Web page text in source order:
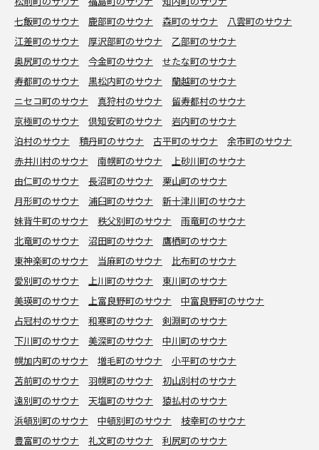
七飯町のサウナ
鹿部町のサウナ 森町のサウナ
八雲町のサウナ
江差町のサウナ
厚沢部町のサウナ
乙部町のサウナ
奥尻町のサウナ
今金町のサウナ
せたな町のサウナ
寿都町のサウナ
黒松内町のサウナ
蘭越町のサウナ
ニセコ町のサウナ
真狩村のサウナ
留寿都村のサウナ
京極町のサウナ
倶知安町のサウナ
岩内町のサウナ
泊村のサウナ
積丹町のサウナ 古平町のサウナ
余市町のサウナ
赤井川村のサウナ
南幌町のサウナ
上砂川町のサウナ
由仁町のサウナ
長沼町のサウナ
栗山町のサウナ
月形町のサウナ
浦臼町のサウナ
新十津川町のサウナ
妹背牛町のサウナ
秩父別町のサウナ
雨竜町のサウナ
北竜町のサウナ
沼田町のサウナ
鷹栖町のサウナ
東神楽町のサウナ
当麻町のサウナ
比布町のサウナ
愛別町のサウナ
上川町のサウナ
東川町のサウナ
美瑛町のサウナ
上富良野町のサウナ
中富良野町のサウナ
占冠村のサウナ
和寒町のサウナ
剣淵町のサウナ
下川町のサウナ
美深町のサウナ
中川町のサウナ
幌加内町のサウナ
増毛町のサウナ
小平町のサウナ
苫前町のサウナ
羽幌町のサウナ
初山別村のサウナ
遠別町のサウナ
天塩町のサウナ
猿払村のサウナ
浜頓別町のサウナ
中頓別町のサウナ
枝幸町のサウナ
豊富町のサウナ
礼文町のサウナ
利尻町のサウナ